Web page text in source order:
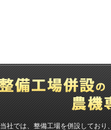
当社では、整備工場を併設してお